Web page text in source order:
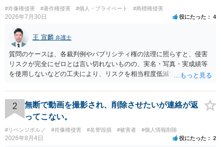
#肖像権侵害 #著作権侵害 #個人・プライベート #商標権侵害
2026年7月30日 役にたった 4
王 宣麟 弁護士
質問のケースは、各裁判例やパブリシティ権の法理に照らすと、侵害
リスクが完全にゼロとは言い切れないものの、実名・写真・実成績等
を使用しないなどの工夫により、リスクを相当程度低減できる設計に
推測できる」という点は、裁判で争われた場合に「専ら顧客吸引力の
利用を目的とする」と判断される余地を残すため、一定の注意が必要
です。 また、広告収益の有無は、侵害判断に一定の影響を与える可能
性がありますが、決定的要因ではありません。 パブリシティ権侵害の
成否は、主に「専ら顧客吸引力の利用を目的とするか」という点で判
断されます。広告収益があることは「商業的目的」を強く示す要素で
2
無断で動画を撮影され、削除させたいが連絡が返
ってこない。
#リベンジポルノ #肖像権侵害 #名誉毀損 #被害者 #個人情報削除
2026年8月4日 役にたった 2